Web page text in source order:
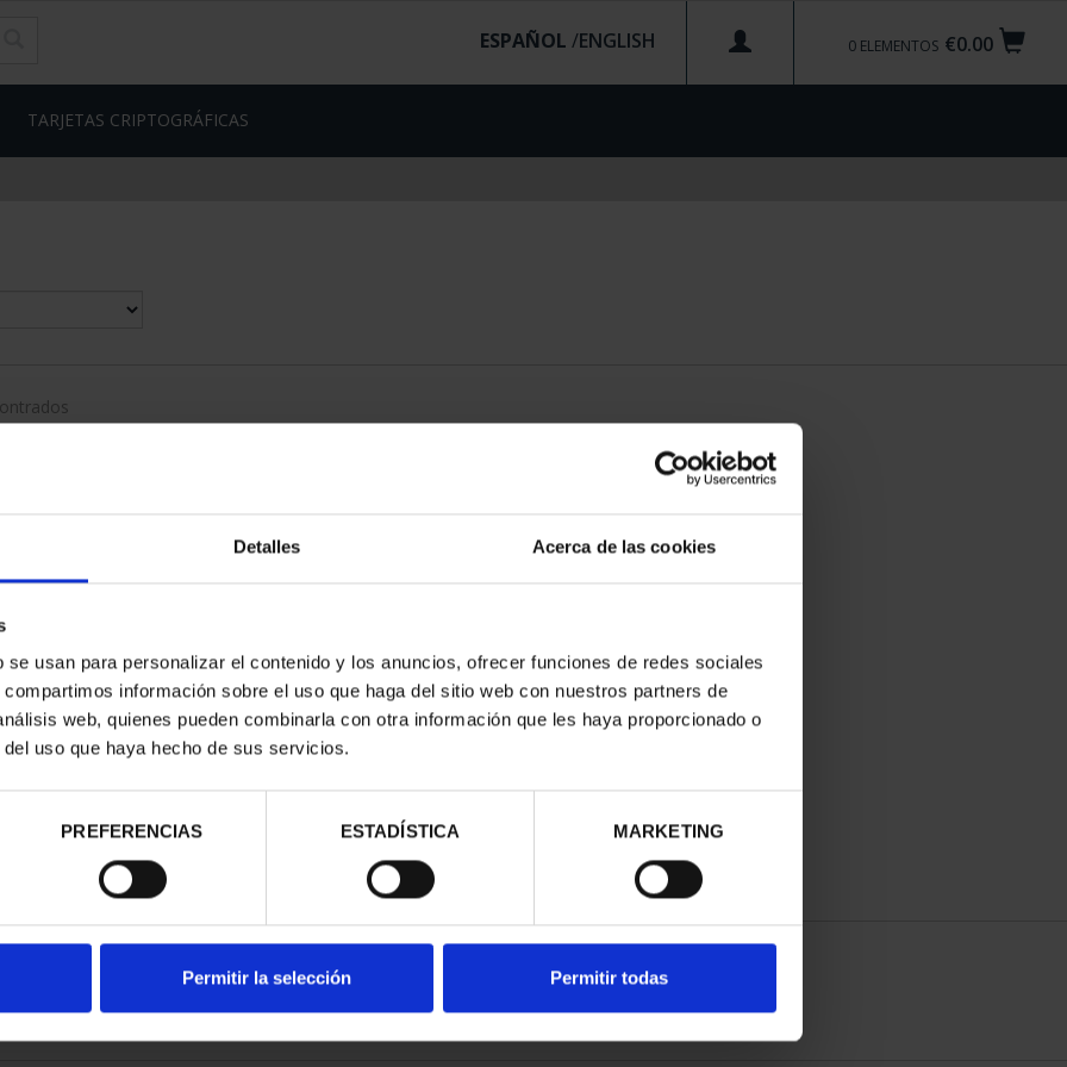
Detalles Acerca de las cookies
usan para personalizar el contenido y los anuncios, ofrecer funciones de redes sociales
información sobre el uso que haga del sitio web con nuestros partners de
web, quienes pueden combinarla con otra información que les haya proporcionado o
uso que haya hecho de sus servicios.
PREFERENCIAS ESTADÍSTICA MARKETING
Permitir la selección Permitir todas
€0.00
0 ELEMENTOS
ESPAÑOL /
TARJETAS CRIPTOGRÁFICAS
II -
CIUDADES PATRIMONIO III -
TOLEDO